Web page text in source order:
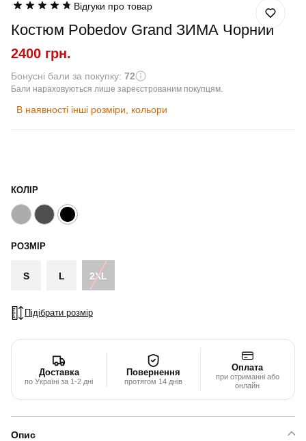
Відгуки про товар
Костюм Pobedov Grand ЗИМА Чорний
2400 грн.
Бонусні бали за покупку: 72
Бали нараховуються лише зареєстрованим покупцям.
В наявності інші розміри, кольори
КОЛІР
РОЗМІР
S L 2XL
Підібрати розмір
Доставка
по Україні за 1-2 дні
Повернення
протягом 14 днів
Оплата
при отриманні або
онлайн
Опис